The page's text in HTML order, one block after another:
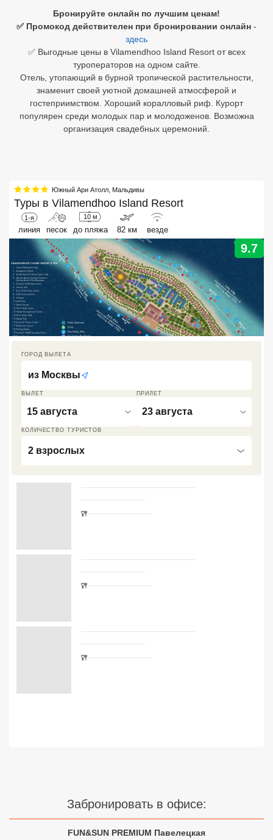
Бронируйте онлайн по лучшим ценам!
✅ Промокод действителен при бронировании онлайн -
здесь
✅ Выгодные цены в Vilamendhoo Island Resort от всех
туроператоров на одном сайте.
Отель, утопающий в бурной тропической растительности,
знаменит своей уютной домашней атмосферой и
гостеприимством. Хороший коралловый риф. Курорт
популярен среди молодых пар и молодоженов. Возможна
организация свадебных церемоний.
Южный Ари Атолл Мальдивы
Туры в Vilamendhoo Island Resort
1-я
линия песок
10 м
до пляжа 82 км везде
9.7
ВЫЛЕТ
15 августа
ПРИЛЕТ
23 августа
КОЛИЧЕСТВО ТУРИСТОВ
2 взрослых
ГОРОД ВЫЛЕТА
из Москвы
Забронировать в офисе:
FUN&SUN PREMIUM Павелецкая
Египет
Куба
Бали
Вьетнам
Южный Гоа
Занзибар
Абхазия
Большой Сочи
Кав Мин Воды
Экскурсионные туры
Лучшие отели 3* звезды
Сетевые отели Турции
Сетевые отели Египта
Сетевые отели Таиланда